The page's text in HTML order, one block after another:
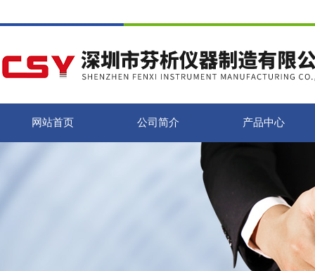
网站首页 公司简介 产品中心